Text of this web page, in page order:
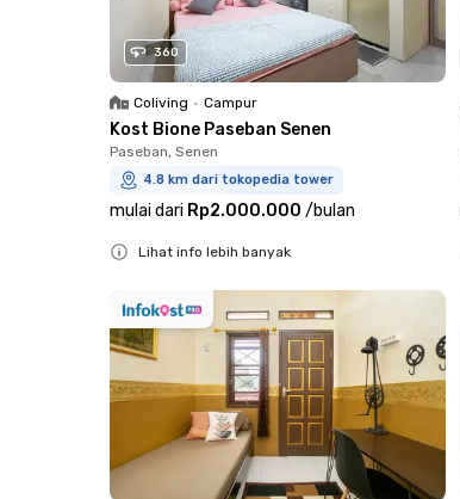
360
Coliving • Campur
Kost Bione Paseban Senen
Paseban, Senen
4.8 km dari tokopedia tower
mulai dari Rp2.000.000 /bulan
Lihat info lebih banyak